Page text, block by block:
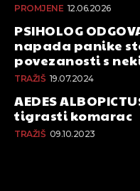
PROMJENE 12.06.2026
PSIHOLOG
napada panike
povezanosti s
TRAŽIŠ 19.07.2024
AEDES
tigrasti komarac
TRAŽIŠ 09.10.2023